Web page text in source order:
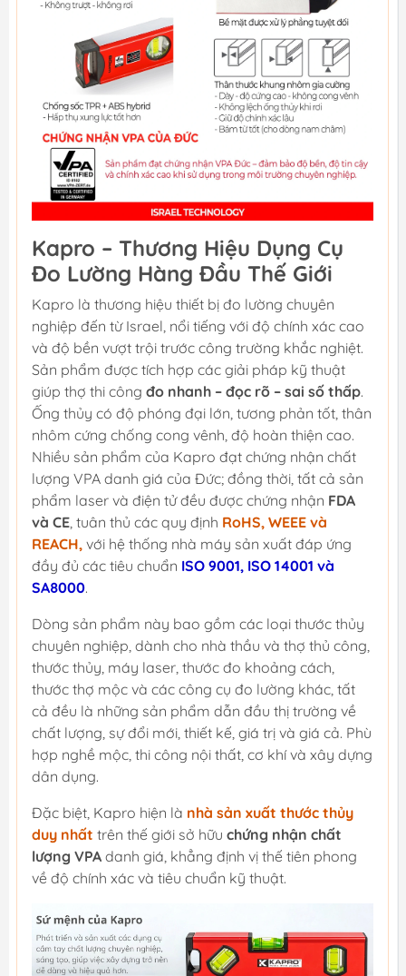
Kapro – Thương Hiệu Dụng Cụ
Đo Lường Hàng Đầu Thế Giới
Kapro là thương hiệu thiết bị đo lường chuyên
nghiệp đến từ Israel, nổi tiếng với độ chính xác cao
và độ bền vượt trội trước công trường khắc nghiệt.
Sản phẩm được tích hợp các giải pháp kỹ thuật
giúp thợ thi công đo nhanh – đọc rõ – sai số thấp.
Ống thủy có độ phóng đại lớn, tương phản tốt, thân
nhôm cứng chống cong vênh, độ hoàn thiện cao.
Nhiều sản phẩm của Kapro đạt chứng nhận chất
lượng VPA danh giá của Đức; đồng thời, tất cả sản
phẩm laser và điện tử đều được chứng nhận FDA
và CE, tuân thủ các quy định RoHS, WEEE và
REACH, với hệ thống nhà máy sản xuất đáp ứng
đầy đủ các tiêu chuẩn ISO 9001, ISO 14001 và
SA8000.
Dòng sản phẩm này bao gồm các loại thước thủy
chuyên nghiệp, dành cho nhà thầu và thợ thủ công,
thước thủy, máy laser, thước đo khoảng cách,
thước thợ mộc và các công cụ đo lường khác, tất
cả đều là những sản phẩm dẫn đầu thị trường về
chất lượng, sự đổi mới, thiết kế, giá trị và giá cả. Phù
hợp nghề mộc, thi công nội thất, cơ khí và xây dựng
dân dụng.
Đặc biệt, Kapro hiện là nhà sản xuất thước thủy
duy nhất trên thế giới sở hữu chứng nhận chất
lượng VPA danh giá, khẳng định vị thế tiên phong
về độ chính xác và tiêu chuẩn kỹ thuật.